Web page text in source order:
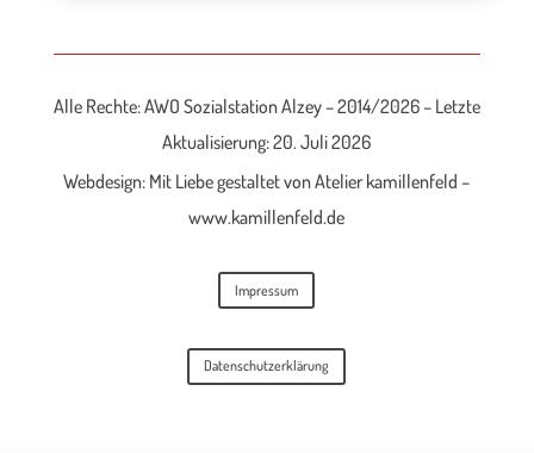
Alle Rechte: AWO Sozialstation Alzey – 2014/2026 – Letzte
Aktualisierung: 20. Juli 2026
Webdesign: Mit Liebe gestaltet von Atelier kamillenfeld –
www.kamillenfeld.de
Impressum
Datenschutzerklärung